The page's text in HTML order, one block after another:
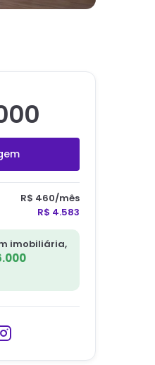
R$ 460/mês
R$ 4.583
imobiliária,